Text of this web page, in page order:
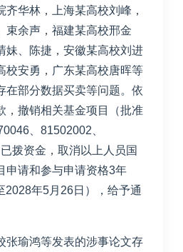
齐华林，上海某高校刘峰，
束余声，福建某高校邢金
妹、陈捷，安徽某高校刘进
校安勇，广东某高校唐晖等
在部分数据买卖等问题。依
，撤销相关基金项目（批准
、81502002、
拨资金，取消以上人员国
申请和参与申请资格3年
2028年5月26日），给予通
张瑜鸿等发表的涉事论文存